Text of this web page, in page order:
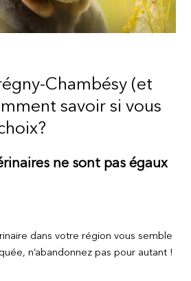
Chambésy (et
savoir si vous
ne sont pas égaux
dans votre région vous semble
n’abandonnez pas pour autant !